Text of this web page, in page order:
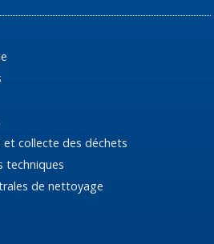
collecte des déchets
techniques
de nettoyage